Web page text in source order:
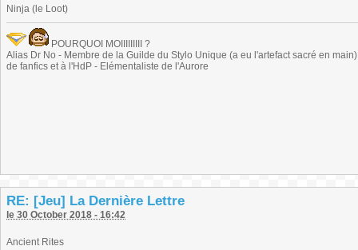
Ninja (le Loot)
POURQUOI MOIIIIIIIII ?
Alias Dr No - Membre de la Guilde du Stylo Unique (a eu l'artefact sacré en
de fanfics et à l'HdP - Elémentaliste de l'Aurore
RE: [Jeu] La Dernière Lettre
le 30 October 2018 - 16:42
Ancient Rites